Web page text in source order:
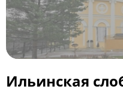
Ильинская